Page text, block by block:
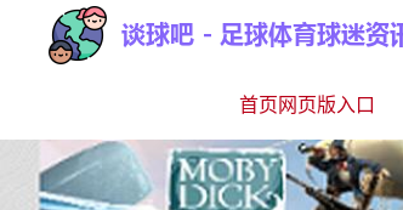
首页网页版入口